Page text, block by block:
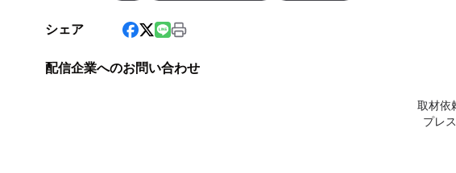
シェア
配信企業へのお問い合わせ
取材依
プレ